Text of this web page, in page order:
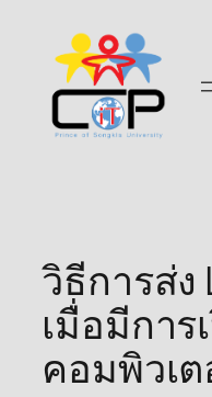
content
วิธีการส่ง
เมื่อมีการ
คอมพิวเ